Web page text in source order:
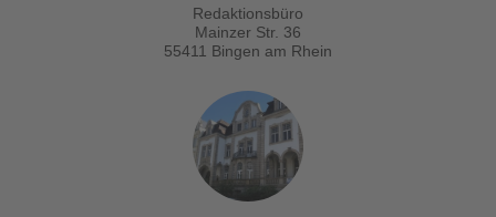
Redaktionsbüro
Mainzer Str. 36
55411 Bingen am Rhein